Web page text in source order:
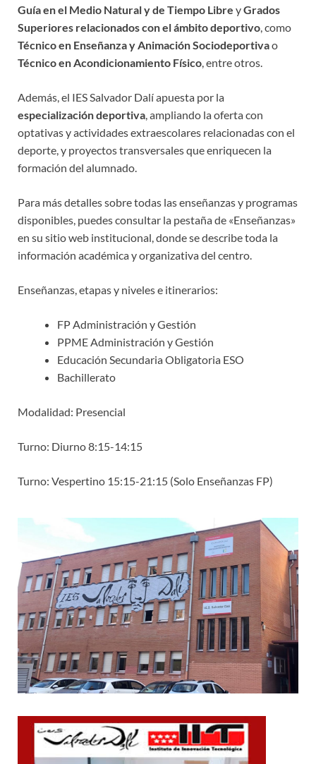
Guía en el Medio Natural y de Tiempo Libre yGrados
Superiores relacionados con el ámbito deportivo, como
Técnico en Enseñanza y Animación Sociodeportivao
Técnico en Acondicionamiento Físico, entre otros.
Además, el IES Salvador Dalí apuesta por la
especialización deportiva, ampliando la oferta con
optativas y actividades extraescolares relacionadas con el
deporte, y proyectos transversales que enriquecen la
formación del alumnado.
Para más detalles sobre todas las enseñanzas y programas
disponibles, puedes consultar la pestaña de «Enseñanzas»
en su sitio web institucional, donde se describe toda la
información académica y organizativa del centro.
Enseñanzas, etapas y niveles e itinerarios:
FP Administración y Gestión
PPME Administración y Gestión
Educación Secundaria Obligatoria ESO
Bachillerato
Modalidad: Presencial
Turno: Diurno 8:15-14:15
Turno: Vespertino 15:15-21:15 (Solo Enseñanzas FP)